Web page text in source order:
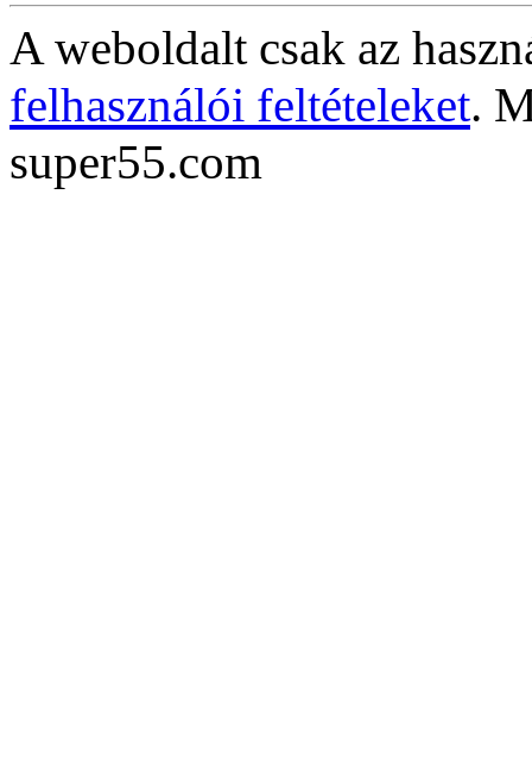
A weboldalt csak az
felhasználói feltételeket.
super55.com